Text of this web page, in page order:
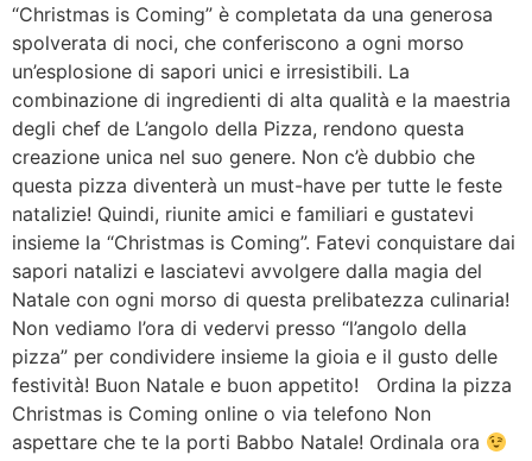
“Christmas is Coming” è completata da una generosa
spolverata di noci, che conferiscono a ogni morso
un’esplosione di sapori unici e irresistibili. La
combinazione di ingredienti di alta qualità e la maestria
degli chef de L’angolo della Pizza, rendono questa
creazione unica nel suo genere. Non c’è dubbio che
questa pizza diventerà un must-have per tutte le feste
natalizie! Quindi, riunite amici e familiari e gustatevi
insieme la “Christmas is Coming”. Fatevi conquistare dai
sapori natalizi e lasciatevi avvolgere dalla magia del
Natale con ogni morso di questa prelibatezza culinaria!
Non vediamo l’ora di vedervi presso “l’angolo della
pizza” per condividere insieme la gioia e il gusto delle
festività! Buon Natale e buon appetito! Ordina la pizza
Christmas is Coming online o via telefono Non
aspettare che te la porti Babbo Natale! Ordinala ora